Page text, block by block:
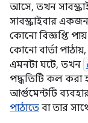
আসে, তখন
সাবস্ক্রাইবার
কোনো বিজ্ঞপ্তি
কোনো বার্তা
এমনটা ঘটে, তখন
পদ্ধতিটি কল করা
আর্গুমেন্টটি
পাঠাতে বা তার